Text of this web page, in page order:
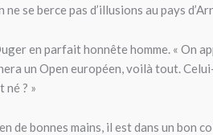
se berce pas d’illusions au pays
en parfait honnête homme. « On
un Open européen, voilà tout.
né ? »
de bonnes mains, il est dans un bon